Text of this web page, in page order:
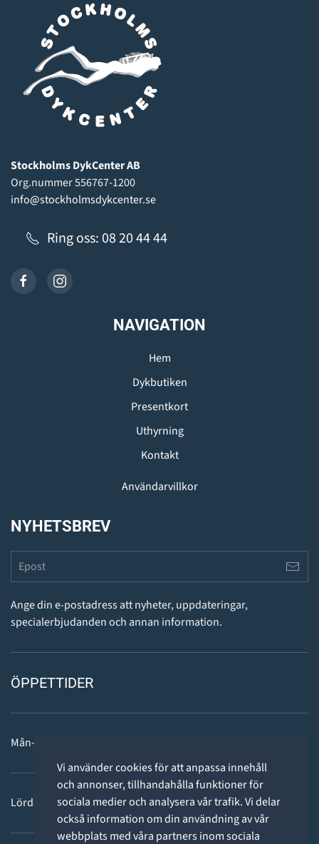
Vi använder cookies för att anpassa innehåll
och annonser, tillhandahålla funktioner för
sociala medier och analysera vår trafik. Vi delar
också information om din användning av vår
webbplats med våra partners inom sociala
Stockholms DykCenter AB
Org.nummer 556767-1200
info@stockholmsdykcenter.se
Ring oss: 08 20 44 44
NAVIGATION
Hem
Dykbutiken
Presentkort
Uthyrning
Kontakt
Användarvillkor
NYHETSBREV
Ange din e-postadress att nyheter, uppdateringar,
specialerbjudanden och annan information.
ÖPPETTIDER
Mån-fre: 11 - 18
Lördag: 11-15